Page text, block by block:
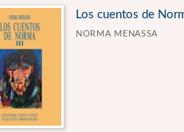
Los cuentos de
NORMA MENASSA